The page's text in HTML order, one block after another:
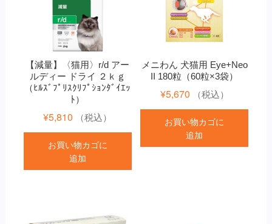
【減量】〈猫用〉r/d アー
ルディー ドライ ２ｋｇ
（ﾋﾙｽﾞﾌﾟﾘｽｸﾘﾌﾟｼｮﾝﾀﾞｲｴｯ
ﾄ）
¥5,810 （税込）
お買い物カゴに
追加
メニわん 犬猫用 Eye+Neo
II 180粒（60粒×3袋）
¥5,670 （税込）
お買い物カゴに
追加